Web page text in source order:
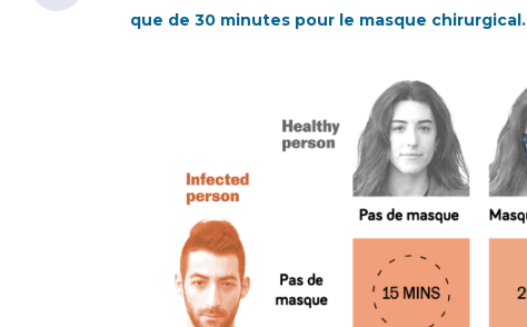
que de 30 minutes pour le masque chirurgical.